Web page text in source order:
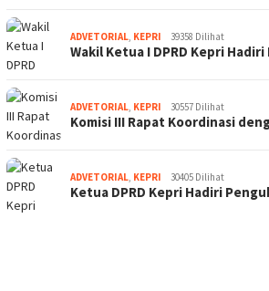
ADVETORIAL, KEPRI 39358 Dilihat
Wakil Ketua I DPRD Kepri
ADVETORIAL, KEPRI 30557 Dilihat
Komisi III Rapat Koordinasi
ADVETORIAL, KEPRI 30405 Dilihat
Ketua DPRD Kepri Hadiri